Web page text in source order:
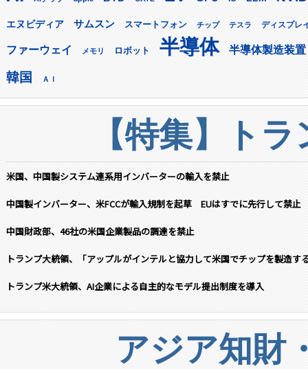
エヌビディア サムスン スマートフォン チップ テスラ ディスプレ
ファーウェイ メモリ ロボット 半導体 半導体製造装置
韓国 ＡＩ
【特集】ト
米国、中国製システム連系用インバーターの輸入を禁止
中国製インバーター、米FCCが輸入規制を起草 EUはすでに先行して禁止
中国財政部、46社の米国企業製品の調達を禁止
トランプ大統領、「アップルがインテルと協力して米国でチップを製造す
トランプ米大統領、AI企業による自主的なモデル提出制度を導入
アジア知財